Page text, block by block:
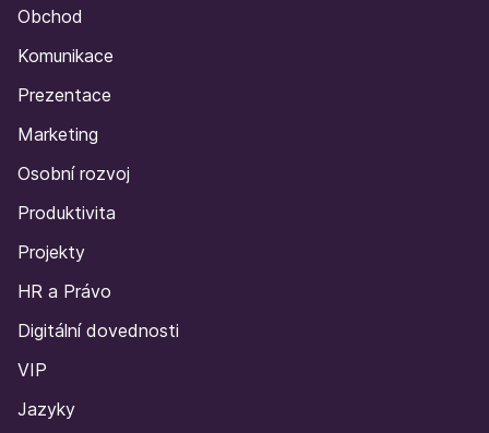
Obchod
Komunikace
Prezentace
Marketing
Osobní rozvoj
Produktivita
Projekty
HR a Právo
Digitální dovednosti
VIP
Jazyky